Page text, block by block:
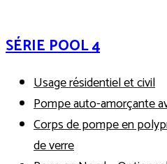
SÉRIE POOL 4
Usage résidentiel et civil
Pompe auto-amorçante
Corps de pompe en
de verre